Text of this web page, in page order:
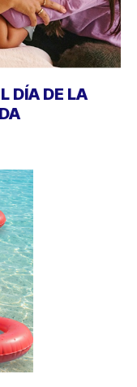
DÍA DE LA